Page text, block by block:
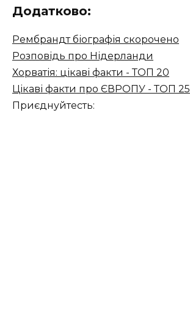
Додатково:
Рембрандт біографія скорочено
Розповідь про Нідерланди
Хорватія: цікаві факти - ТОП 20
Цікаві факти про ЄВРОПУ - ТОП 25
Приєднуйтесть: